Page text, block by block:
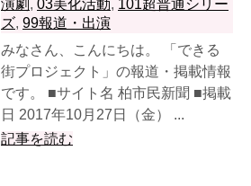
演劇 , 03美化活動, 101超普通シリー
ズ, 99報道・出演
みなさん、こんにちは。 「できる
街プロジェクト」の報道・掲載情報
です。 ■サイト名 柏市民新聞 ■掲載
日 2017年10月27日（金） ...
記事を読む